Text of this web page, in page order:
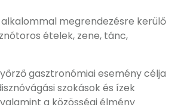
megrendezésre kerülő
ételek, zene, tánc,
gasztronómiai esemény célja
szokások és ízek